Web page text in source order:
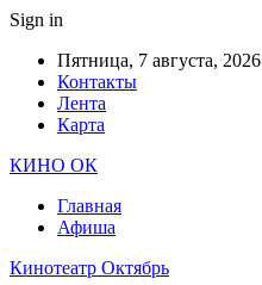
Sign in
Пятница, 7 августа, 2026
Контакты
Лента
Карта
КИНО ОК
Главная
Афиша
Кинотеатр Октябрь